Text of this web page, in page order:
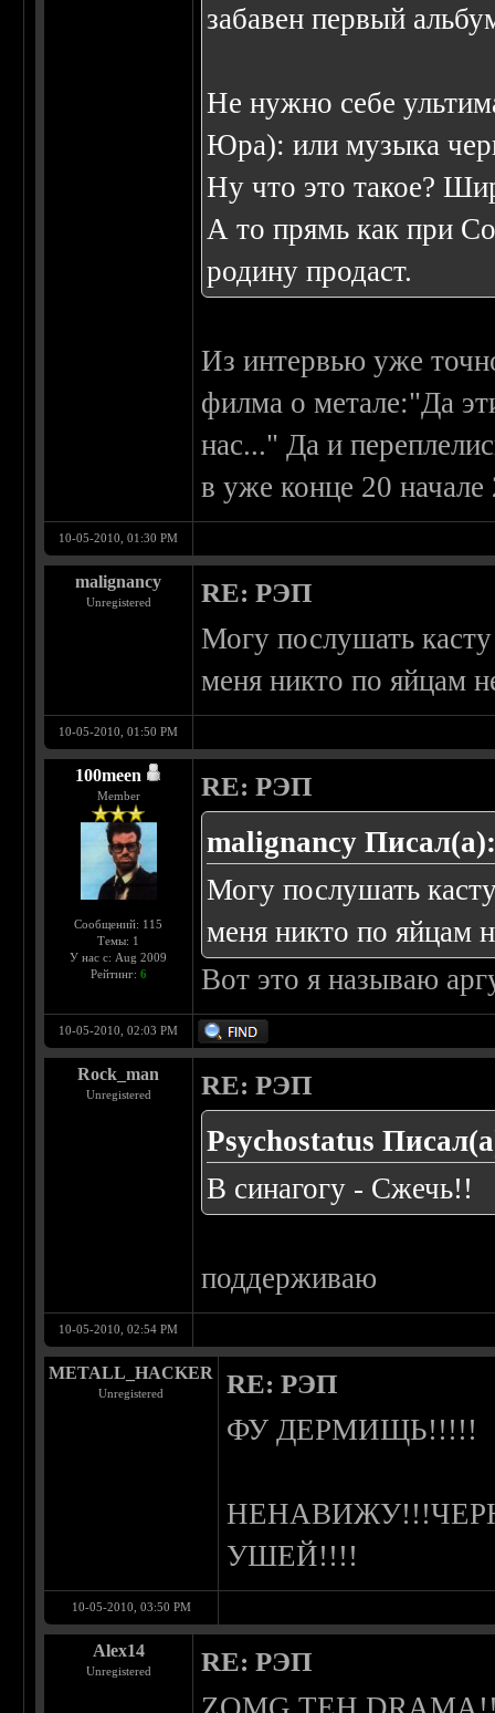
забавен первый
Не нужно себе
Юра): или музыка
Ну что это такое?
А то прямь как при
родину продаст.
Из интервью уже
филма о метале:"Да
нас..." Да и
в уже конце 20
10-05-2010, 01:30 PM
malignancy
Unregistered RE: РЭП
Могу послушать
меня никто по яйцам
10-05-2010, 01:50 PM
100meen
Member
Сообщений: 115
Темы: 1
У нас с: Aug 2009
Рейтинг: 6
RE: РЭП
malignancy
Могу послушать
меня никто по яйцам
Вот это я называю
10-05-2010, 02:03 PM
Rock_man
Unregistered RE: РЭП
Psychostatus
В синагогу - Сжечь!!
поддерживаю
10-05-2010, 02:54 PM
METALL_HACKER
Unregistered RE: РЭП
ФУ ДЕРМИЩЬ!!!!!
УШЕЙ!!!!
10-05-2010, 03:50 PM
Alex14
Unregistered RE: РЭП